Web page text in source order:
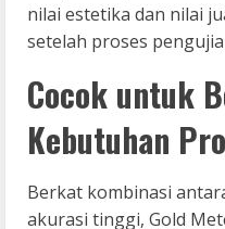
nilai estetika dan nilai
setelah proses
Cocok untuk
Kebutuhan
Berkat kombinasi
akurasi tinggi, Gold